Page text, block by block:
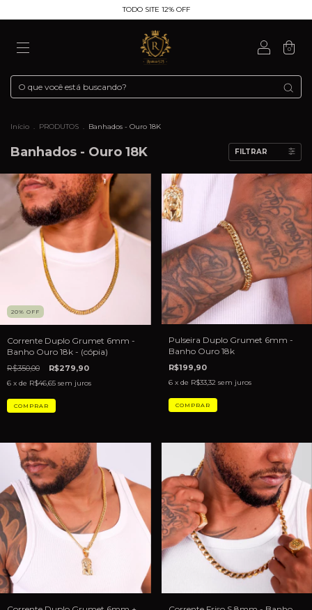
TODO SITE 12% OFF
0
Início . PRODUTOS . Banhados - Ouro 18K
Banhados - Ouro 18K FILTRAR
20% OFF
Corrente Duplo Grumet 6mm -
Banho Ouro 18k - (cópia)
R$350,00 R$279,90
6 x de R$46,65 sem juros
Pulseira Duplo Grumet 6mm -
Banho Ouro 18k
R$199,90
6 x de R$33,32 sem juros